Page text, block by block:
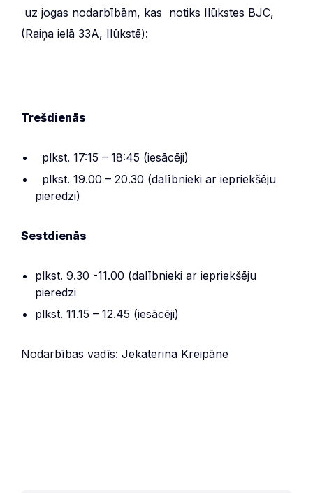
uz jogas nodarbībām, kas notiks Ilūkstes BJC,
(Raiņa ielā 33A, Ilūkstē):
Trešdienās
plkst. 17:15 – 18:45 (iesācēji)
plkst. 19.00 – 20.30 (dalībnieki ar iepriekšēju
pieredzi)
Sestdienās
plkst. 9.30 -11.00 (dalībnieki ar iepriekšēju
pieredzi
plkst. 11.15 – 12.45 (iesācēji)
Nodarbības vadīs: Jekaterina Kreipāne